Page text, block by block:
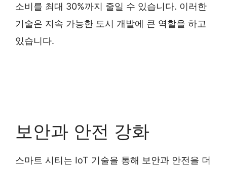
소비를 최대 30%까지 줄일 수 있습니다. 이러한
기술은 지속 가능한 도시 개발에 큰 역할을 하고
있습니다.
보안과 안전 강화
스마트 시티는 IoT 기술을 통해 보안과 안전을 더